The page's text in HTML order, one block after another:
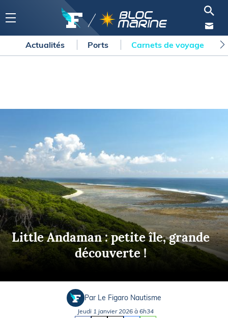
Actualités Ports Carnets de voyage
Little Andaman : petite île, grande
découverte !
Par Le Figaro Nautisme
Jeudi 1 janvier 2026 à 6h34